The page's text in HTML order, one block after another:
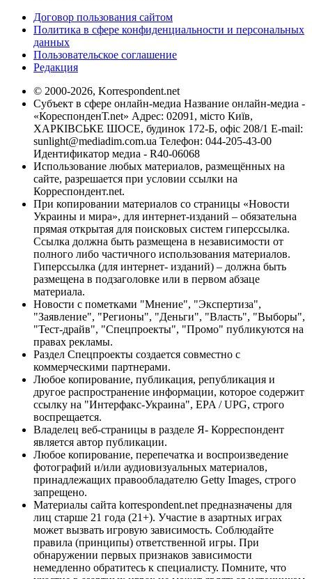
Договор пользования сайтом
Политика в сфере конфиденциальности и персональных
данных
Пользовательское соглашение
Редакция
© 2000-2026, Korrespondent.net
Субъект в сфере онлайн-медиа Название онлайн-медиа -
«КореспонденТ.net» Адрес: 02091, місто Київ,
ХАРКІВСЬКЕ ШОСЕ, будинок 172-Б, офіс 208/1 E-mail:
sunlight@mediadim.com.ua Телефон: 044-205-43-00
Идентификатор медиа - R40-06068
Использование любых материалов, размещённых на
сайте, разрешается при условии ссылки на
Корреспондент.net.
При копировании материалов со страницы «Новости
Украины и мира», для интернет-изданий – обязательна
прямая открытая для поисковых систем гиперссылка.
Ссылка должна быть размещена в независимости от
полного либо частичного использования материалов.
Гиперссылка (для интернет- изданий) – должна быть
размещена в подзаголовке или в первом абзаце
материала.
Новости с пометками "Мнение", "Экспертиза",
"Заявление", "Регионы", "Деньги", "Власть", "Выборы",
"Тест-драйв", "Спецпроекты", "Промо" публикуются на
правах рекламы.
Раздел Спецпроекты создается совместно с
коммерческими партнерами.
Любое копирование, публикация, републикация и
другое распространение информации, которое содержит
ссылку на "Интерфакс-Украина", EPA / UPG, строго
воспрещается.
Владелец веб-страницы в разделе Я- Корреспондент
является автор публикации.
Любое копирование, перепечатка и воспроизведение
фотографий и/или аудиовизуальных материалов,
принадлежащих правообладателю Getty Images, строго
запрещено.
Материалы сайта korrespondent.net предназначены для
лиц старше 21 года (21+). Участие в азартных играх
может вызвать игровую зависимость. Соблюдайте
правила (принципы) ответственной игры. При
обнаружении первых признаков зависимости
немедленно обратитесь к специалисту. Помните, что